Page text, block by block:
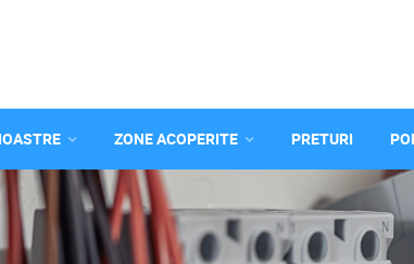
ZONE ACOPERITE PRETURI